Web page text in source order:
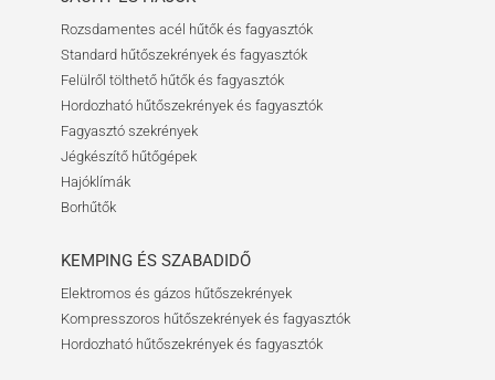
Rozsdamentes acél hűtők és fagyasztók
Standard hűtőszekrények és fagyasztók
Felülről tölthető hűtők és fagyasztók
Hordozható hűtőszekrények és fagyasztók
Fagyasztó szekrények
Jégkészítő hűtőgépek
Hajóklímák
Borhűtők
KEMPING ÉS SZABADIDŐ
Elektromos és gázos hűtőszekrények
Kompresszoros hűtőszekrények és fagyasztók
Hordozható hűtőszekrények és fagyasztók